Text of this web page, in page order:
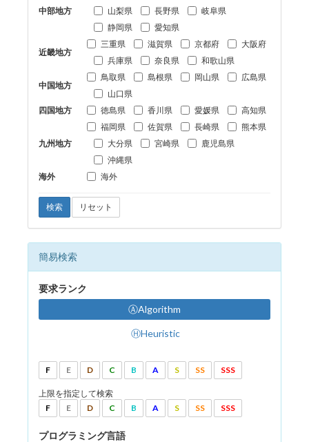
中部地方
山梨県
長野県
岐阜県
静岡県
愛知県
近畿地方
三重県 滋賀県 京都府
大阪府
兵庫県
奈良県 和歌山県
中国地方
鳥取県 島根県 岡山県
広島県
山口県
四国地方
徳島県 香川県 愛媛県 高知県
九州地方
福岡県 佐賀県 長崎県
熊本県
大分県
宮崎県
鹿児島県
沖縄県
海外
海外
検索 リセット
簡易検索
要求ランク
ⒶAlgorithm
ⒽHeuristic
F E D C B A S SS SSS
上限を指定して検索
F
E D C B A S SS SSS
プログラミング言語